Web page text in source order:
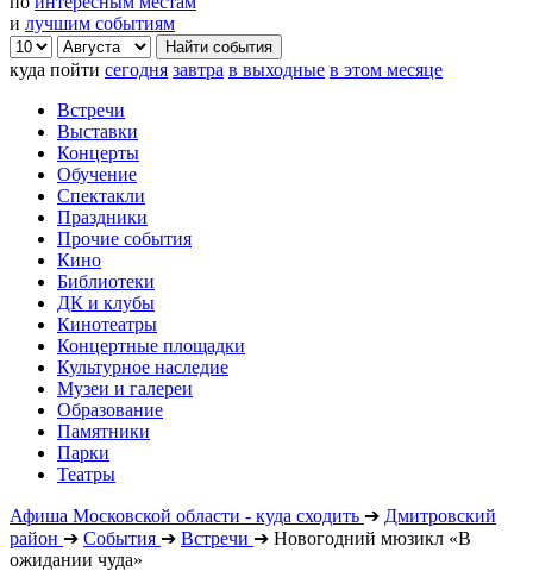
и лучшим событиям
куда пойти сегодня завтра в выходные в этом месяце
Встречи
Выставки
Концерты
Обучение
Спектакли
Праздники
Прочие события
Кино
Библиотеки
ДК и клубы
Кинотеатры
Концертные площадки
Культурное наследие
Музеи и галереи
Образование
Памятники
Парки
Театры
Афиша Московской области - куда сходить ➔ Дмитровский
район ➔ События ➔ Встречи ➔ Новогодний мюзикл «В
ожидании чуда»